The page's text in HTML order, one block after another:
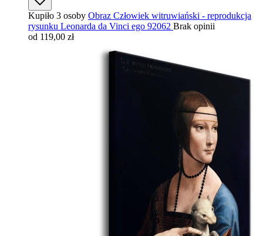
Kupiło 3 osoby Obraz Człowiek witruwiański - reprodukcja
rysunku Leonarda da Vinci ego 92062 Brak opinii
od 119,00 zł